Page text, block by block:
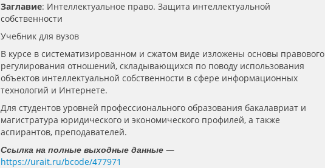
Заглавие: Интеллектуальное право. Защита интеллектуальной
собственности
Учебник для вузов
В курсе в систематизированном и сжатом виде изложены основы правового
регулирования отношений, складывающихся по поводу использования
объектов интеллектуальной собственности в сфере информационных
технологий и Интернете.
Для студентов уровней профессионального образования бакалавриат и
магистратура юридического и экономического профилей, а также
аспирантов, преподавателей.
Ссылка на полные выходные данные —
https://urait.ru/bcode/477971